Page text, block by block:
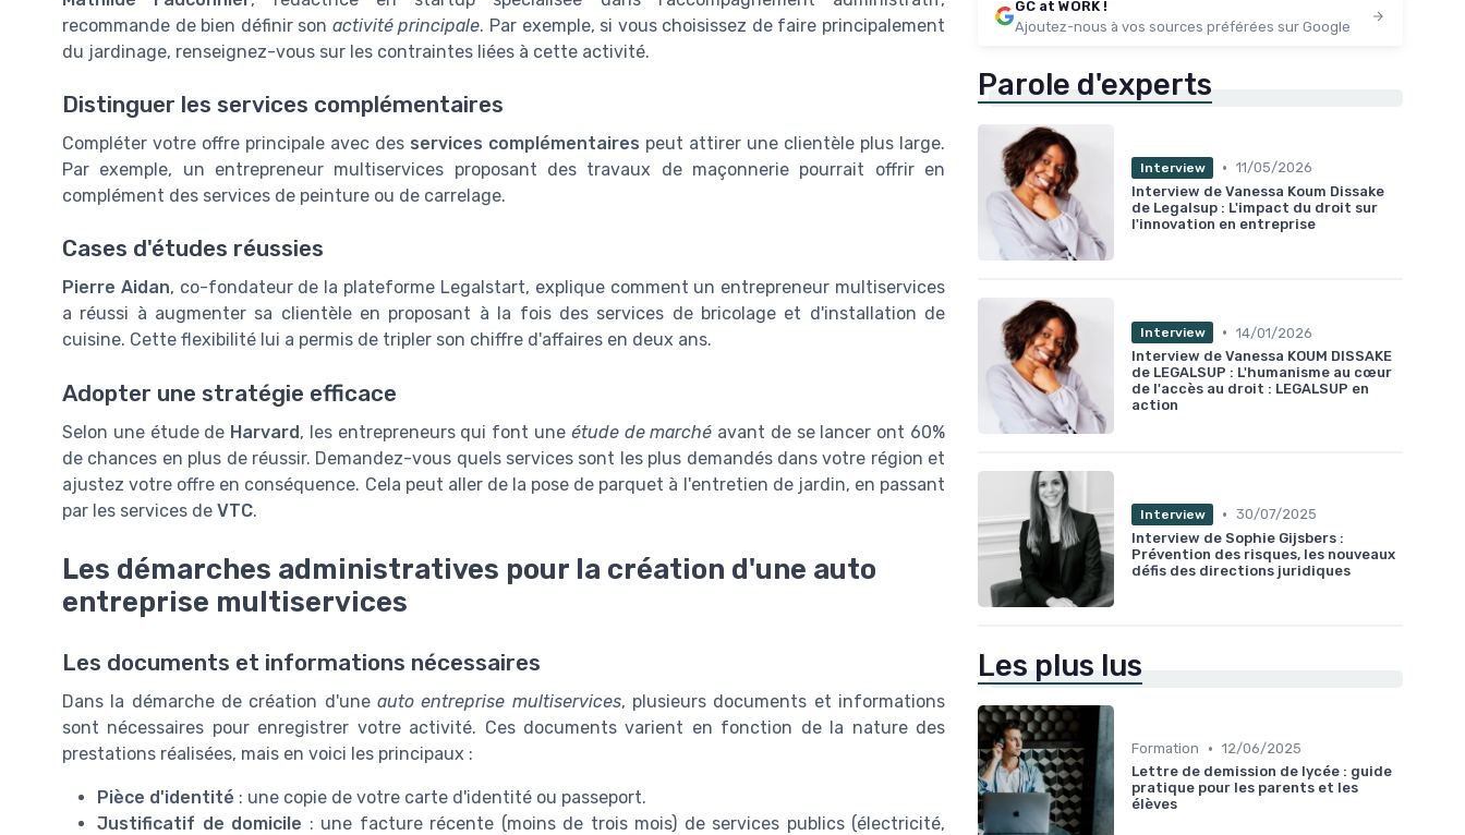
recommande de bien définir son activité principale. Par exemple, si vous choisissez de faire principalement
du jardinage, renseignez-vous sur les contraintes liées à cette activité.
Distinguer les services complémentaires
Compléter votre offre principale avec des services complémentaires peut attirer une clientèle plus large.
Par exemple, un entrepreneur multiservices proposant des travaux de maçonnerie pourrait offrir en
complément des services de peinture ou de carrelage.
Cases d'études réussies
Pierre Aidan, co-fondateur de la plateforme Legalstart, explique comment un entrepreneur multiservices
a réussi à augmenter sa clientèle en proposant à la fois des services de bricolage et d'installation de
cuisine. Cette flexibilité lui a permis de tripler son chiffre d'affaires en deux ans.
Adopter une stratégie efficace
Selon une étude de Harvard, les entrepreneurs qui font une étude de marché avant de se lancer ont 60%
de chances en plus de réussir. Demandez-vous quels services sont les plus demandés dans votre région et
ajustez votre offre en conséquence. Cela peut aller de la pose de parquet à l'entretien de jardin, en passant
par les services de VTC.
Les démarches administratives pour la création d'une auto
entreprise multiservices
Les documents et informations nécessaires
Dans la démarche de création d'une auto entreprise multiservices, plusieurs documents et informations
sont nécessaires pour enregistrer votre activité. Ces documents varient en fonction de la nature des
prestations réalisées, mais en voici les principaux :
Pièce d'identité : une copie de votre carte d'identité ou passeport.
Justificatif de domicile : une facture récente (moins de trois mois) de services publics (électricité,
GC at WORK !
Ajoutez-nous à vos sources préférées sur Google
Parole d'experts
Interview • 11/05/2026
Interview de Vanessa Koum Dissake
de Legalsup : L'impact du droit sur
l'innovation en entreprise
Interview • 14/01/2026
Interview de Vanessa KOUM DISSAKE
de LEGALSUP : L'humanisme au cœur
de l'accès au droit : LEGALSUP en
action
Interview • 30/07/2025
Interview de Sophie Gijsbers :
Prévention des risques, les nouveaux
défis des directions juridiques
Les plus lus
Formation • 12/06/2025
Lettre de demission de lycée : guide
pratique pour les parents et les
élèves